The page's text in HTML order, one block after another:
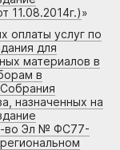
11.08.2014г.)»
оплаты услуг по
для
материалов в
в
назначенных на
во Эл № ФС77-